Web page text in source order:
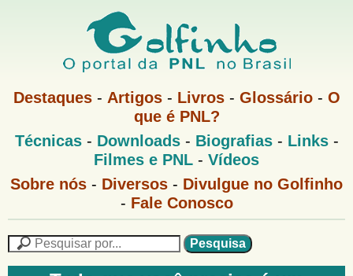
Pular
para
o
principal
G
f
i
n
M
u
Destaques- Artigos- Livros- Glossário- O
que é PNL?
M
e
P
Técnicas- Downloads- Biografias- Links-
Filmes e PNL - Vídeos
G
n
Sobre nós - Diversos - Divulgue no Golfinho
- Fale Conosco
F
e